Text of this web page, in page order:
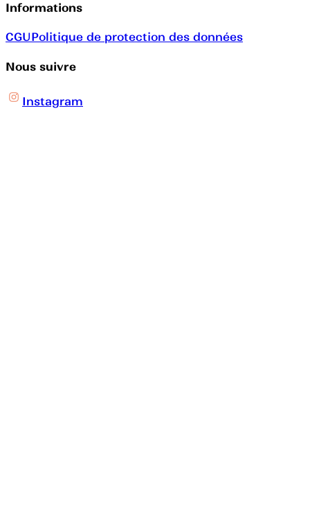
Informations
CGUPolitique de protection des données
Nous suivre
Instagram